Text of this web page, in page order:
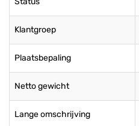
Klantgroep
Plaatsbepaling
Netto gewicht
Lange omschrijving